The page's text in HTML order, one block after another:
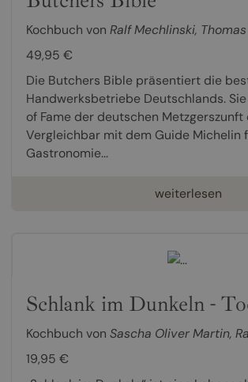
Kochbuch von Ralf Mechlinski,
49,95 €
Die Butchers Bible präsentiert die
Handwerksbetriebe Deutschlands.
of Fame der deutschen Metzgerszunft
Vergleichbar mit dem Guide Michelin
Gastronomie...
weiterlesen
Schlank im Dunkeln -
Kochbuch von Sascha Oliver Martin,
19,95 €